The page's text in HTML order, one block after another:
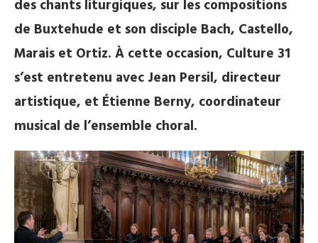
des chants liturgiques, sur les compositions
de Buxtehude et son disciple Bach, Castello,
Marais et Ortiz. À cette occasion, Culture 31
s’est entretenu avec Jean Persil, directeur
artistique, et Étienne Berny, coordinateur
musical de l’ensemble choral.